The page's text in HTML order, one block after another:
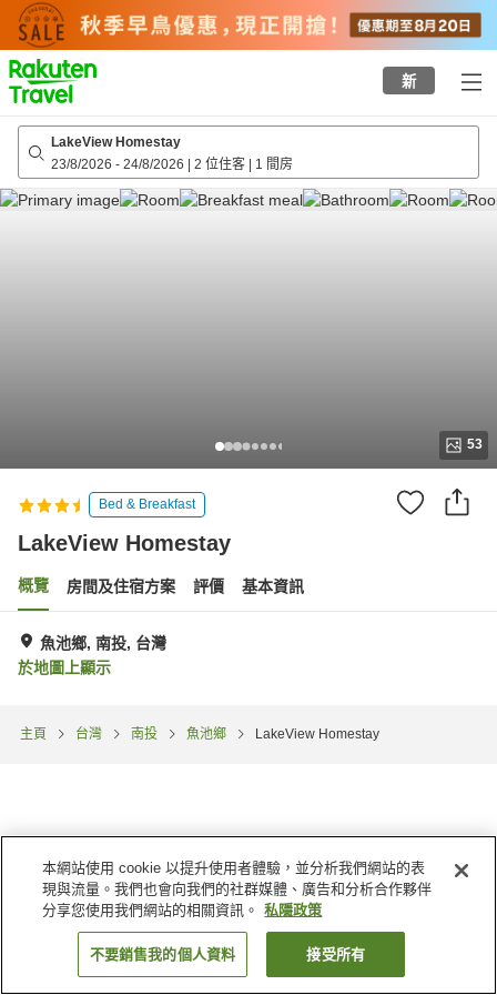
to
top
page
新
LakeView Homestay
23/8/2026 - 24/8/2026 | 2 位住客 | 1 間房
53
Bed & Breakfast
LakeView Homestay
概覽 房間及住宿方案 評價 基本資訊
魚池鄉, 南投, 台灣
於地圖上顯示
主頁 台灣 南投 魚池鄉 LakeView Homestay
找客房
本網站使用 cookie 以提升使用者體驗，並分析我們網站的表
現與流量。我們也會向我們的社群媒體、廣告和分析合作夥伴
分享您使用我們網站的相關資訊。
私隱政策
不要銷售我的個人資料 接受所有